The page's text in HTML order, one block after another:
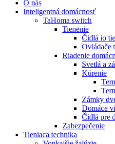
O nás
Inteligentná domácnosť
TaHoma switch
Tienenie
Čidlá io
Ovládače
Riadenie
Svetlá a
Kúrenie
Zámky
Domáce
Čidlá pre
Zabezpečenie
Tieniaca technika